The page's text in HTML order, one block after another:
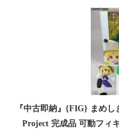
『中古即納』{FIG} まめ
Project 完成品 可動フィ